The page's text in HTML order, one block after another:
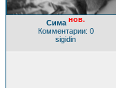
Сима нов.
Комментарии: 0
sigidin